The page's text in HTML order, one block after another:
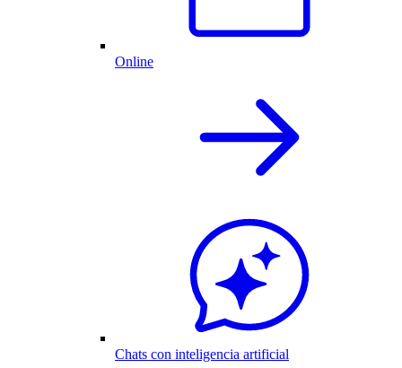
Online
Chats con inteligencia artificial